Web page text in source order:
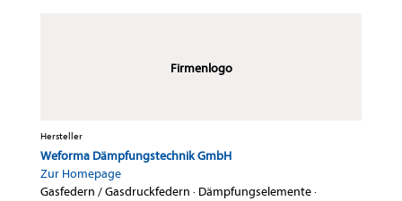
Firmenlogo
Hersteller
Weforma Dämpfungstechnik GmbH
Zur Homepage
Gasfedern / Gasdruckfedern · Dämpfungselemente·